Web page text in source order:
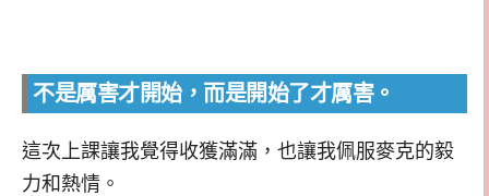
不是厲害才開始，而是開始了才厲害。
這次上課讓我覺得收獲滿滿，也讓我佩服麥克的毅
力和熱情。